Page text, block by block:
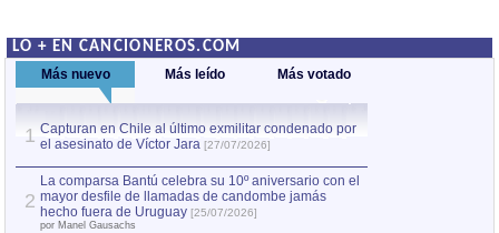
LO + EN CANCIONEROS.COM
Más nuevo Más leído Más votado
1 Capturan en Chile al último exmilitar condenado por
el asesinato de Víctor Jara [27/07/2026]
2
La comparsa Bantú celebra su 10º aniversario con el
mayor desfile de llamadas de candombe jamás
hecho fuera de Uruguay [25/07/2026]
por Manel Gausachs